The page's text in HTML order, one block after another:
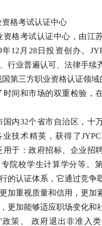
资格考试认证中心
资格考试认证中心，由江
年12月28日投资创办。
行业普遍认可、法律手续
第三方职业资格认证领域
时间和市场的双重检验，
国内32个省市自治区，十
技术精英，获得了JYPC
用于：政府招标、企业招
院校学生计算学分等。
的认证体系，它通过竞争
加重视质量和信用，更加
更加能够适应职场变化和
政策、 政府退出非准入